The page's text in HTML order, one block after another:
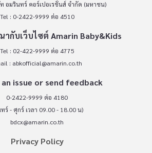
อมรินทร์ คอร์เปอเรชั่นส์ จำกัด (มหาชน)
Tel : 0-2422-9999 ต่อ 4510
กับเว็บไซต์ Amarin Baby&Kids
Tel : 02-422-9999 ต่อ 4775
: abkofficial@amarin.co.th
issue or send feedback
0-2422-9999 ต่อ 4180
ร์ - ศุกร์ เวลา 09.00 - 18.00 น)
bdcx@amarin.co.th
Privacy Policy